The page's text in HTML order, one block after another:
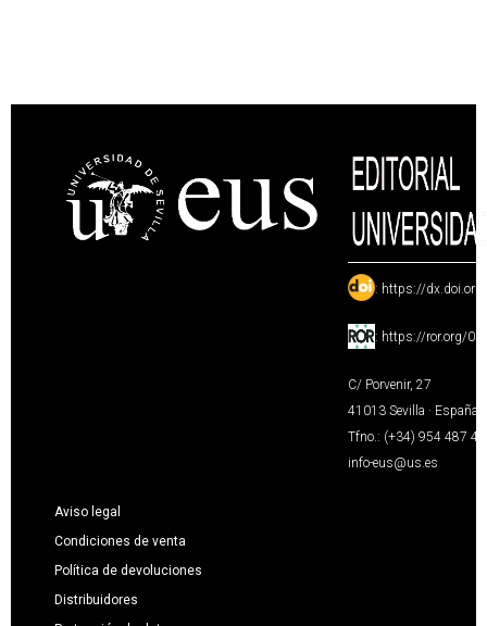
: https://
: https://ror.org/
C/ Porvenir, 27
41013 Sevilla · España
Tfno.: (+34) 954 487
info-eus@us.es
Aviso legal
Condiciones de venta
Política de devoluciones
Distribuidores